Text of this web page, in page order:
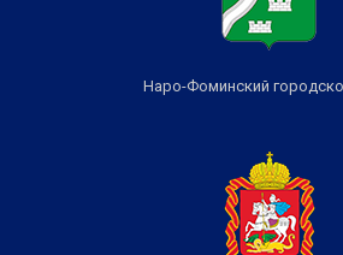
Наро-Фоминский